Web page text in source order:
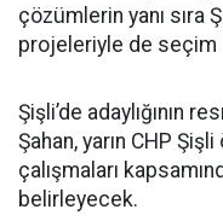
çözümlerin yanı sıra
projeleriyle de seçim
Şişli’de adaylığının
Şahan, yarın CHP
çalışmaları
belirleyecek.